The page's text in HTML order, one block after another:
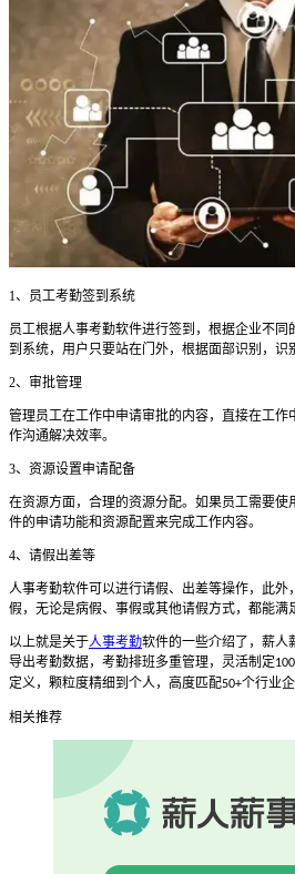
1、 员工考勤签到系统
员工根据人事考勤软件进行签到，根据企业不同
到系统，用户只要站在门外，根据面部识别，识
2、 审批管理
管理员工在工作中申请审批的内容，直接在工作
作沟通解决效率。
3、 资源设置申请配备
在资源方面，合理的资源分配。如果员工需要使
件的申请功能和资源配置来完成工作内容。
4、 请假出差等
人事考勤软件可以进行请假、出差等操作， 此外
假，无论是病假、 事假或其他请假方式，都能满
以上就是关于人事考勤软件的一些介绍了，薪人
导出考勤数据，考勤排班多重管理，灵活制定
定义，颗粒度精细到个人，高度匹配50+个行业
相关推荐